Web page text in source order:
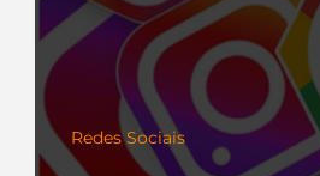
Redes Sociais